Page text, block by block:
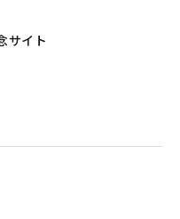
サイト